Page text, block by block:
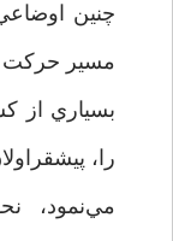
چنين
مسير حركت
بسياري از
را،
مي‌نمود،